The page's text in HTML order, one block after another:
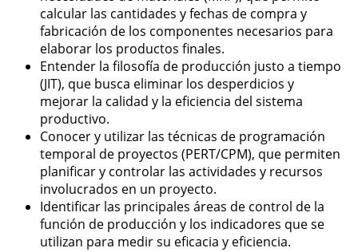
calcular las cantidades y fechas de compra y
fabricación de los componentes necesarios para
elaborar los productos finales.
Entender la filosofía de producción justo a tiempo
(JIT), que busca eliminar los desperdicios y
mejorar la calidad y la eficiencia del sistema
productivo.
Conocer y utilizar las técnicas de programación
temporal de proyectos (PERT/CPM), que permiten
planificar y controlar las actividades y recursos
involucrados en un proyecto.
Identificar las principales áreas de control de la
función de producción y los indicadores que se
utilizan para medir su eficacia y eficiencia.